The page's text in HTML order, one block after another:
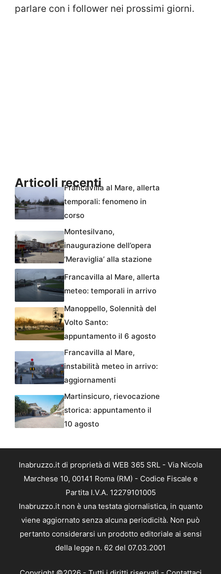
parlare con i follower nei prossimi giorni.
Articoli recentiFrancavilla al Mare, allerta
temporali: fenomeno in
corso
Montesilvano,
inaugurazione dell’opera
‘Meraviglia’ alla stazione
Francavilla al Mare, allerta
meteo: temporali in arrivo
Manoppello, Solennità del
Volto Santo:
appuntamento il 6 agosto
Francavilla al Mare,
instabilità meteo in arrivo:
aggiornamenti
Martinsicuro, rievocazione
storica: appuntamento il
10 agosto
Inabruzzo.it di proprietà di WEB 365 SRL - Via Nicola
Marchese 10, 00141 Roma (RM) - Codice Fiscale e
Partita I.V.A. 12279101005
Inabruzzo.it non è una testata giornalistica, in quanto
viene aggiornato senza alcuna periodicità. Non può
pertanto considerarsi un prodotto editoriale ai sensi
della legge n. 62 del 07.03.2001